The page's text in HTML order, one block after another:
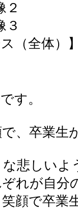
（全体）
す。
、卒業生
悲しいよ
れが自分
顔で卒業